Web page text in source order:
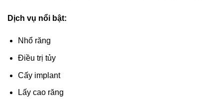
Dịch vụ nổi bật:
Nhổ răng
Điều trị tủy
Cấy implant
Lấy cao răng